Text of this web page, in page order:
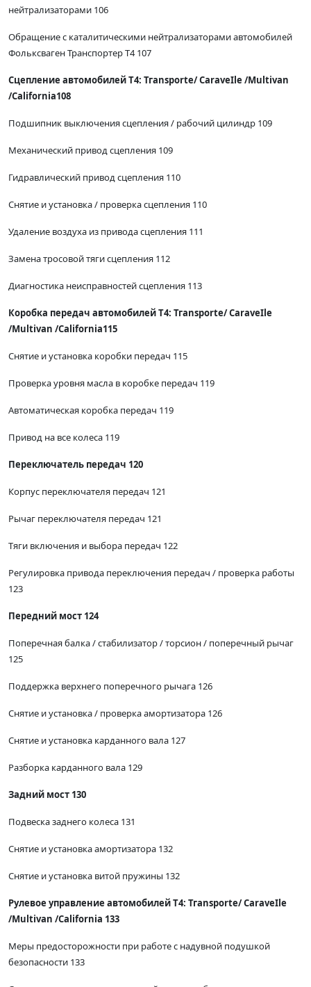
нейтрализаторами 106
Обращение с каталитическими нейтрализаторами автомобилей
Фольксваген Транспортер Т4 107
Сцепление автомобилей Т4: Тгаnsporte/ СаraveIle /Multivan
/California108
Подшипник выключения сцепления / рабочий цилиндр 109
Механический привод сцепления 109
Гидравлический привод сцепления 110
Снятие и установка / проверка сцепления 110
Удаление воздуха из привода сцепления 111
Замена тросовой тяги сцепления 112
Диагностика неисправностей сцепления 113
Коробка передач автомобилей Т4: Тгаnsporte/ СаraveIle
/Multivan /California115
Снятие и установка коробки передач 115
Проверка уровня масла в коробке передач 119
Автоматическая коробка передач 119
Привод на все колеса 119
Переключатель передач 120
Корпус переключателя передач 121
Рычаг переключателя передач 121
Тяги включения и выбора передач 122
Регулировка привода переключения передач / проверка работы
123
Передний мост 124
Поперечная балка / стабилизатор / торсион / поперечный рычаг
125
Поддержка верхнего поперечного рычага 126
Снятие и установка / проверка амортизатора 126
Снятие и установка карданного вала 127
Разборка карданного вала 129
Задний мост 130
Подвеска заднего колеса 131
Снятие и установка амортизатора 132
Снятие и установка витой пружины 132
Рулевое управление автомобилей Т4: Тгаnsporte/ СаraveIle
/Multivan /California 133
Меры предосторожности при работе с надувной подушкой
безопасности 133